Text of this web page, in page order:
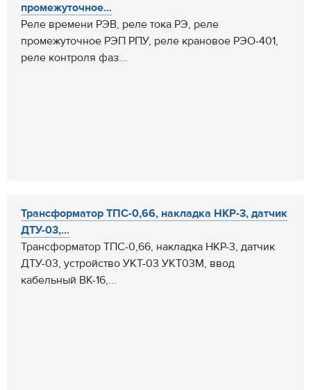
промежуточное...
Реле времени РЭВ, реле тока РЭ, реле
промежуточное РЭП РПУ, реле крановое РЭО-401,
реле контроля фаз...
Трансформатор ТПС-0,66, накладка НКР-3, датчик
ДТУ-03,...
Трансформатор ТПС-0,66, накладка НКР-3, датчик
ДТУ-03, устройство УКТ-03 УКТ03М, ввод
кабельный ВК-16,...